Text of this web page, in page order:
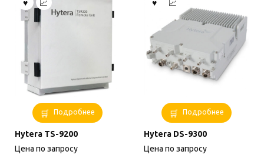
Подробнее
Hytera TS-9200
Цена по запросу
Подробнее
Hytera DS-9300
Цена по запросу